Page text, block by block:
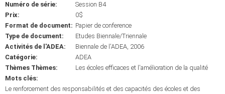
Numéro de série:
Session B4
Prix:
0$
Format de document: Papier de conference
Type de document:
Etudes Biennale/Triennale
Activités de l'ADEA:
Biennale de l'ADEA, 2006
Catégorie:
ADEA
Thèmes Thèmes:
Les écoles efficaces et l'amélioration de la qualité
Mots clés:
Le renforcement des responsabilités et des capacités des écoles et des